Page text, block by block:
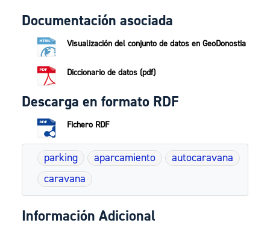
Documentación asociada
Visualización del conjunto de datos en GeoDonostia
Diccionario de datos (pdf)
Descarga en formato RDF
Fichero RDF
parking aparcamiento
autocaravana
caravana
Información Adicional